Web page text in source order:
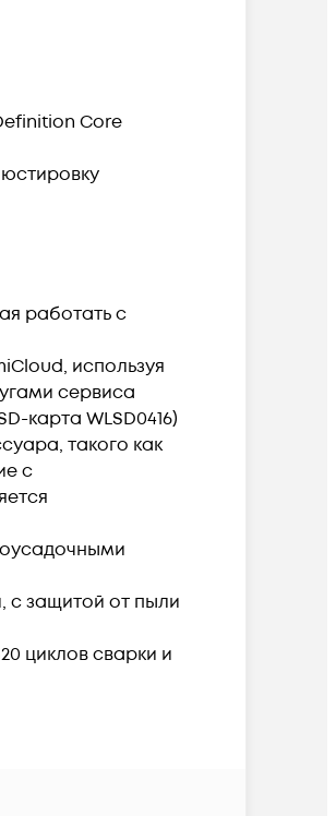
Core
работать с
используя
сервиса
карта WLSD0416)
такого как
с
защитой от пыли
циклов сварки и